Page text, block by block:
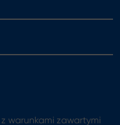
warunkami zawartymi